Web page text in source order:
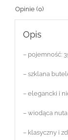
Opinie (0)
Opis
– pojemność:
– szklana
– elegancki i
– wiodąca
– klasyczny i